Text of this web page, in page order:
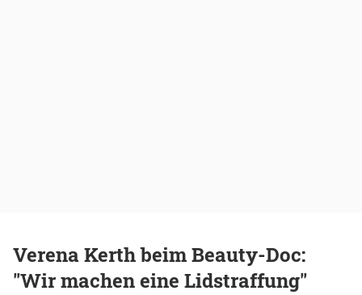
Verena Kerth beim Beauty-Doc:
"Wir machen eine Lidstraffung"